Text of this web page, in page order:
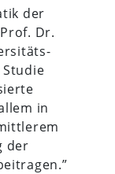
der
Dr.
in
der